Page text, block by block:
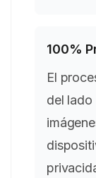
100%
El
del lado